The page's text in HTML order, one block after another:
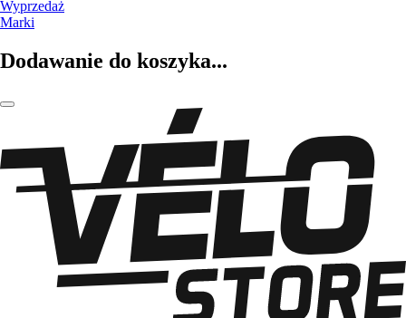
Wyprzedaż
Marki
Dodawanie do koszyka...